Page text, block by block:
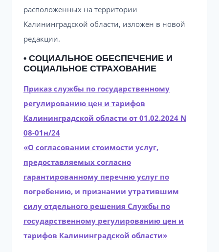
расположенных на территории
Калининградской области, изложен в новой
редакции.
• СОЦИАЛЬНОЕ ОБЕСПЕЧЕНИЕ И
СОЦИАЛЬНОЕ СТРАХОВАНИЕ
Приказ службы по государственному
регулированию цен и тарифов
Калининградской области от 01.02.2024 N
08-01н/24
«О согласовании стоимости услуг,
предоставляемых согласно
гарантированному перечню услуг по
погребению, и признании утратившим
силу отдельного решения Службы по
государственному регулированию цен и
тарифов Калининградской области»